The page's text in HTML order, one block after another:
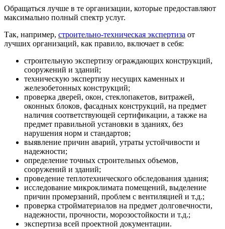
Обращаться лучше в те организации, которые предоставляют
максимально полный спектр услуг.
Так, например, строительно-техническая экспертиза от
лучших организаций, как правило, включает в себя:
строительную экспертизу ограждающих конструкций,
сооружений и зданий;
техническую экспертизу несущих каменных и
железобетонных конструкций;
проверка дверей, окон, стеклопакетов, витражей,
оконных блоков, фасадных конструкций, на предмет
наличия соответствующей сертификации, а также на
предмет правильной установки в зданиях, без
нарушения норм и стандартов;
выявление причин аварий, утраты устойчивости и
надежности;
определение точных строительных объемов,
сооружений и зданий;
проведение теплотехнического обследования здания;
исследование микроклимата помещений, выделение
причин промерзаний, проблем с вентиляцией и т.д.;
проверка стройматериалов на предмет долговечности,
надежности, прочности, морозостойкости и т.д.;
экспертиза всей проектной документации.